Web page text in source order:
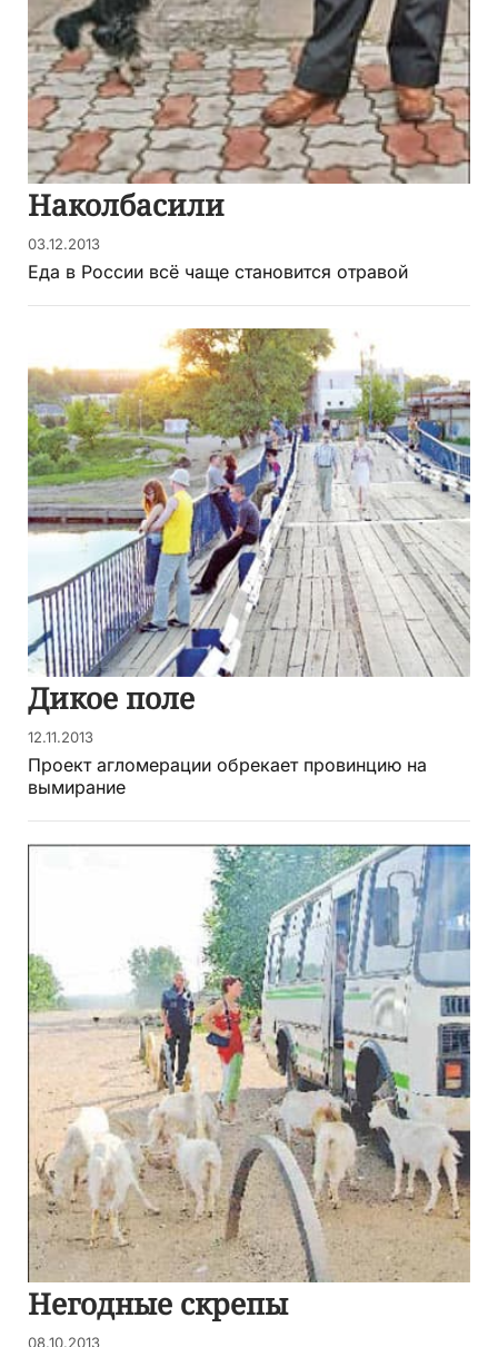
Наколбасили
03.12.2013
Еда в России всё чаще становится отравой
Дикое поле
12.11.2013
Проект агломерации обрекает провинцию на
вымирание
Негодные скрепы
08.10.2013